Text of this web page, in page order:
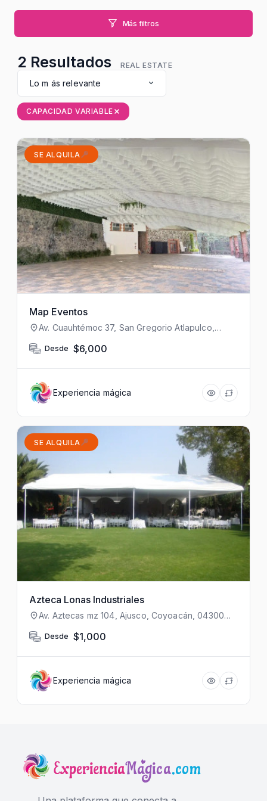
Más filtros
2 Resultados REAL ESTATE
Lo m ás relevante
CAPACIDAD VARIABLE
SE ALQUILA
Map Eventos
Av. Cuauhtémoc 37, San Gregorio Atlapulco,
México
Desde $6,000
Experiencia mágica
SE ALQUILA
Azteca Lonas Industriales
Av. Aztecas mz 104, Ajusco, Coyoacán, 04300
Desde $1,000
Experiencia mágica